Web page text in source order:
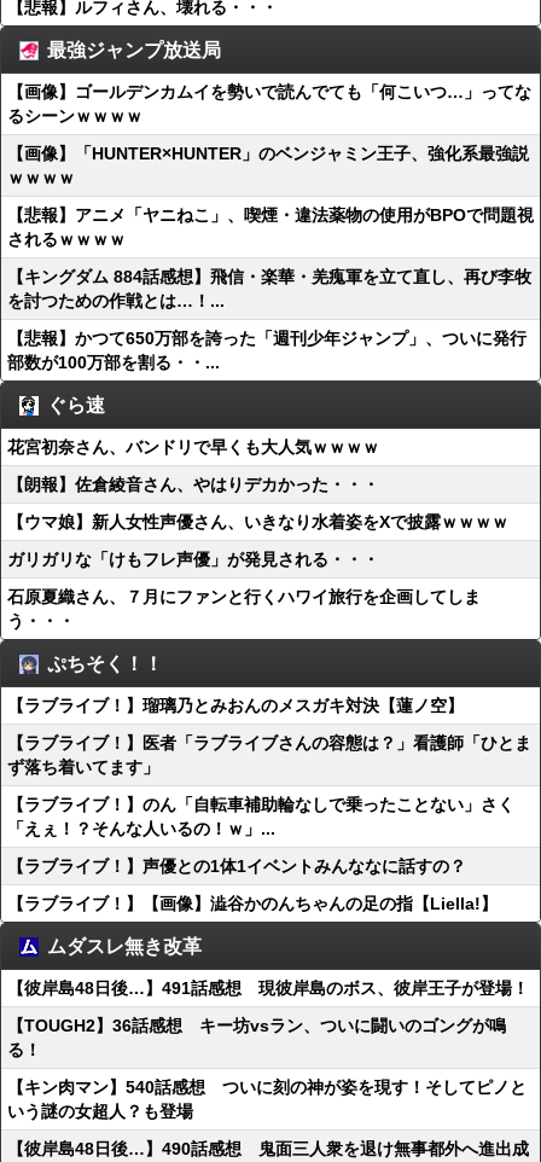
【悲報】ルフィさん、壊れる・・・
最強ジャンプ放送局
【画像】ゴールデンカムイを勢いで読んでても「何こいつ…」ってな
るシーンｗｗｗｗ
【画像】「HUNTER×HUNTER」のベンジャミン王子、強化系最強説
ｗｗｗｗ
【悲報】アニメ「ヤニねこ」、喫煙・違法薬物の使用がBPOで問題視
されるｗｗｗｗ
【キングダム 884話感想】飛信・楽華・羌瘣軍を立て直し、再び李牧
を討つための作戦とは…！...
【悲報】かつて650万部を誇った「週刊少年ジャンプ」、ついに発行
部数が100万部を割る・・...
ぐら速
花宮初奈さん、バンドリで早くも大人気ｗｗｗｗ
【朗報】佐倉綾音さん、やはりデカかった・・・
【ウマ娘】新人女性声優さん、いきなり水着姿をXで披露ｗｗｗｗ
ガリガリな「けもフレ声優」が発見される・・・
石原夏織さん、７月にファンと行くハワイ旅行を企画してしま
う・・・
ぷちそく！！
【ラブライブ！】瑠璃乃とみおんのメスガキ対決【蓮ノ空】
【ラブライブ！】医者「ラブライブさんの容態は？」看護師「ひとま
ず落ち着いてます」
【ラブライブ！】のん「自転車補助輪なしで乗ったことない」さく
「えぇ！？そんな人いるの！ｗ」...
【ラブライブ！】声優との1体1イベントみんななに話すの？
【ラブライブ！】【画像】澁谷かのんちゃんの足の指【Liella!】
ムダスレ無き改革
【彼岸島48日後…】491話感想 現彼岸島のボス、彼岸王子が登場！
【TOUGH2】36話感想 キー坊vsラン、ついに闘いのゴングが鳴
る！
【キン肉マン】540話感想 ついに刻の神が姿を現す！そしてピノと
いう謎の女超人？も登場
【彼岸島48日後…】490話感想 鬼面三人衆を退け無事都外へ進出成